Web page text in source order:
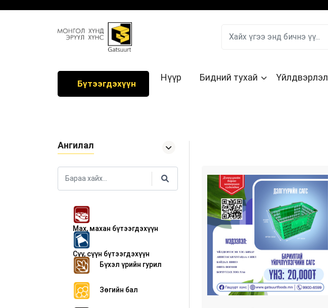
Бүтээгдэхүүн
Нүүр Бидний тухай Үйлдвэрлэл
Ангилал
Мах, махан бүтээгдэхүүн
Сүү, сүүн бүтээгдэхүүн
Бүхэл үрийн гурил
Зөгийн бал